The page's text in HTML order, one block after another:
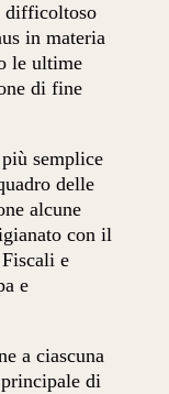
difficoltoso
in materia
le ultime
di fine
semplice
delle
alcune
con il
e
e
a ciascuna
di